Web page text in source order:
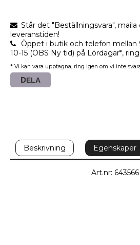
Står det "Beställningsvara", maila
leveranstiden!
Öppet i butik och telefon mellan
10-15 (OBS Ny tid) på Lördagar*,
* Vi kan vara upptagna, ring igen om vi inte
DELA
Beskrivning Egenskaper
Art.nr: 643566